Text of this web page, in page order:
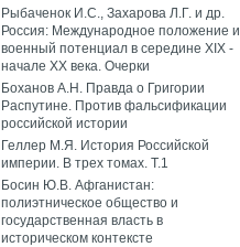
Рыбаченок И.С., Захарова Л.Г. и др.
Россия: Международное положение и
военный потенциал в середине XIX -
начале XX века. Очерки
Боханов А.Н. Правда о Григории
Распутине. Против фальсификации
российской истории
Геллер М.Я. История Российской
империи. В трех томах. Т.1
Босин Ю.В. Афганистан:
полиэтническое общество и
государственная власть в
историческом контексте